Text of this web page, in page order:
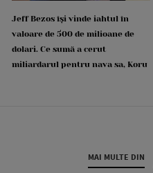
Jeff Bezos își vinde iahtul în
valoare de 500 de milioane de
dolari. Ce sumă a cerut
miliardarul pentru nava sa, Koru
MAI MULTE DIN